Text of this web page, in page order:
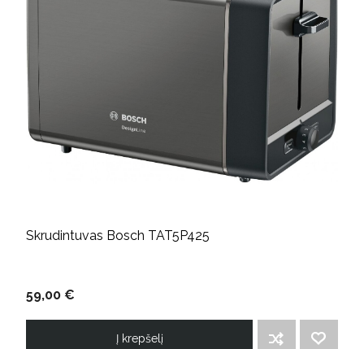
Skrudintuvas Bosch TAT5P425
59,00 €
Į krepšelį